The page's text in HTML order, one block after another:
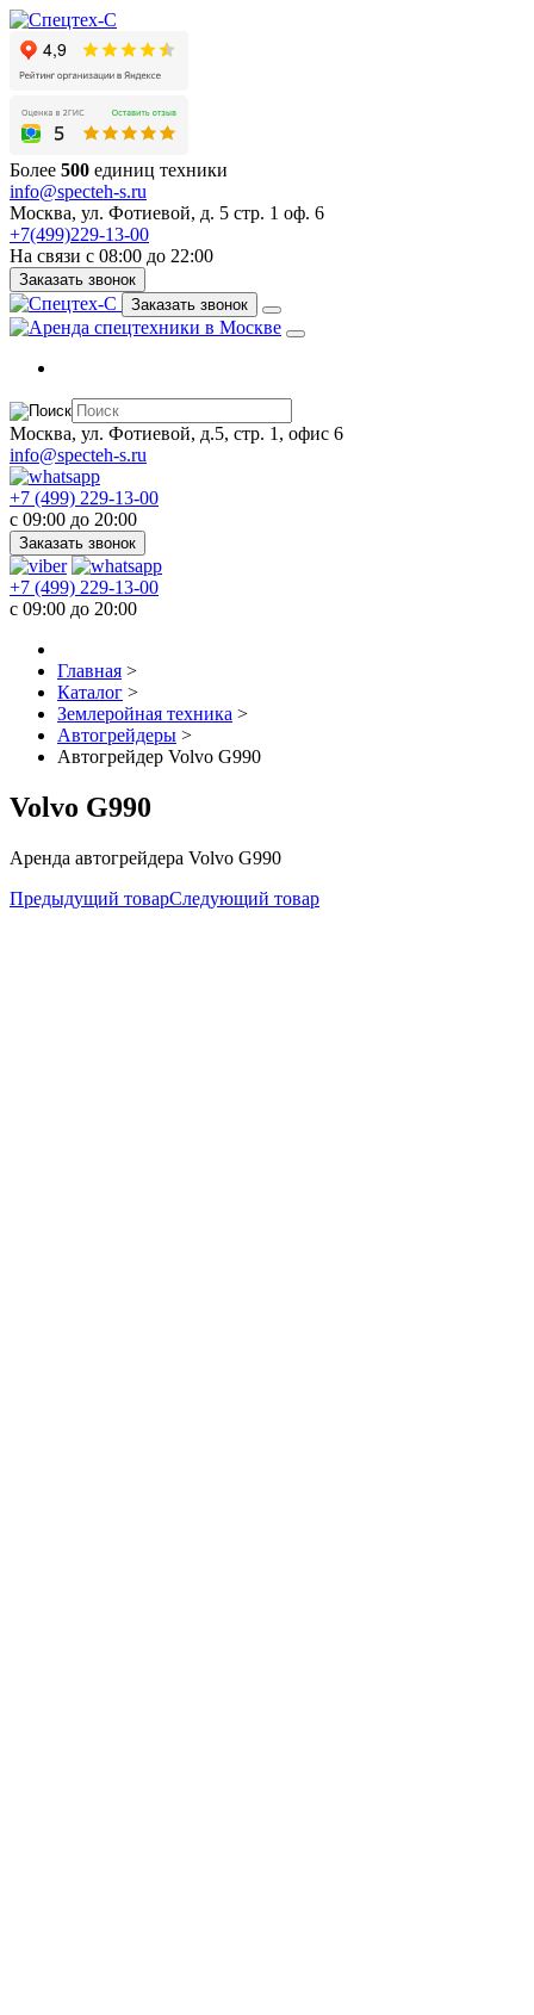
Более 500 единиц техники
info@specteh-s.ru
Москва, ул. Фотиевой, д. 5 стр. 1 оф. 6
+7(499)229-13-00
На связи с 08:00 до 22:00
Заказать звонок
Заказать звонок
Москва, ул. Фотиевой, д.5, стр. 1, офис 6
info@specteh-s.ru
+7 (499) 229-13-00
c 09:00 до 20:00
Заказать звонок
+7 (499) 229-13-00
c 09:00 до 20:00
Главная >
Каталог >
Землеройная техника >
Автогрейдеры >
Автогрейдер Volvo G990
Volvo G990
Аренда автогрейдера Volvo G990
Предыдущий товарСледующий товар